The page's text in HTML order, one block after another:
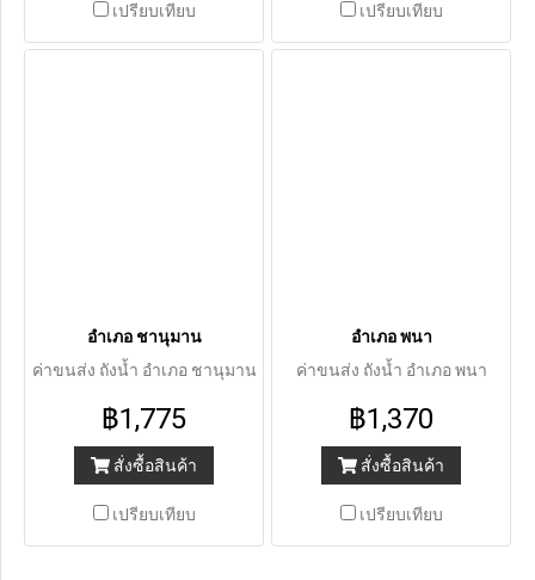
เปรียบเทียบ เปรียบเทียบ
อำเภอ ชานุมาน
ค่าขนส่ง ถังน้ำ อำเภอ ชานุมาน
฿1,775
สั่งซื้อสินค้า
เปรียบเทียบ
อำเภอ พนา
ค่าขนส่ง ถังน้ำ อำเภอ พนา
฿1,370
สั่งซื้อสินค้า
เปรียบเทียบ